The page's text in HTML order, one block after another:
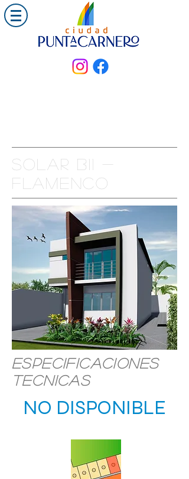
Solar B11 -
FLAMENCO
Especificaciones
Tecnicas
NO DISPONIBLE